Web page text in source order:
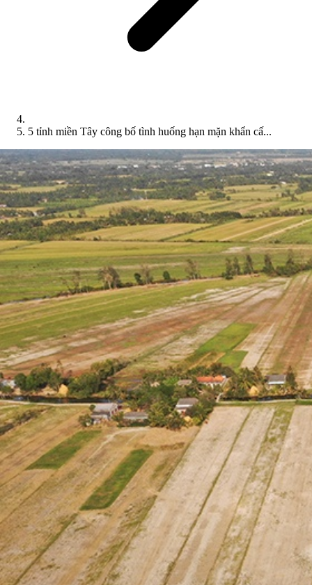
5 tỉnh miền Tây công bố tình huống hạn mặn khẩn cấ...